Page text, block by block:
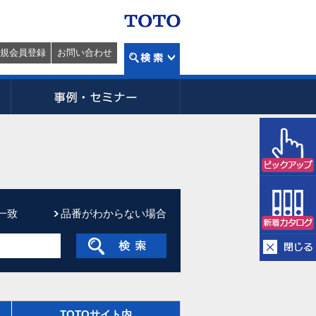
会員登録 お問い合わせ
致 品番がわからない場合